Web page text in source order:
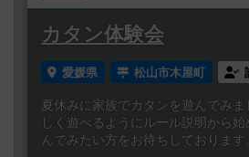
カタン体験会
愛媛県 松山市木屋町
夏休みに家族でカタンを遊んでみ
しく遊べるようにルール説明から
んでみたい方をお待ちしております